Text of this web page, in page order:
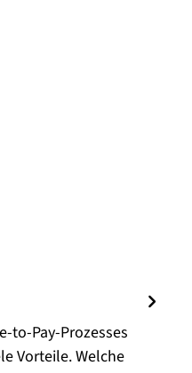
to-Pay-Prozesses
Vorteile. Welche